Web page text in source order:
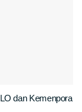
dan Kemenpora